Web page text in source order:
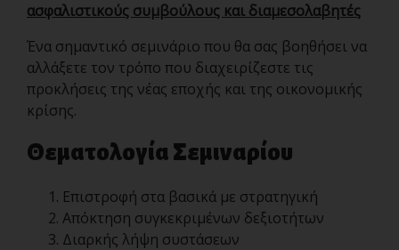
ασφαλιστικούς συμβούλους και διαμεσολαβητές
Ένα σημαντικό σεμινάριο που θα σας βοηθήσει να
αλλάξετε τον τρόπο που διαχειρίζεστε τις
προκλήσεις της νέας εποχής και της οικονομικής
κρίσης.
Θεματολογία Σεμιναρίου
Επιστροφή στα βασικά με στρατηγική
Απόκτηση συγκεκριμένων δεξιοτήτων
Διαρκής λήψη συστάσεων